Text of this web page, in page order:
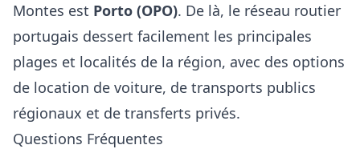
Montes est Porto (OPO). De là, le réseau routier
portugais dessert facilement les principales
plages et localités de la région, avec des options
de location de voiture, de transports publics
régionaux et de transferts privés.
Questions Fréquentes